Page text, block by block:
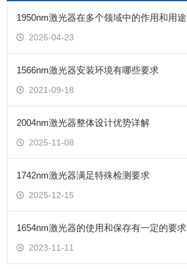
1950nm激光器在多个领域中的作用和用途
2026-04-23
1566nm激光器安装环境有哪些要求
2021-09-18
2004nm激光器整体设计优势详解
2025-11-08
1742nm激光器满足特殊检测要求
2025-12-15
1654nm激光器的使用和保存有一定的要求
2023-11-11